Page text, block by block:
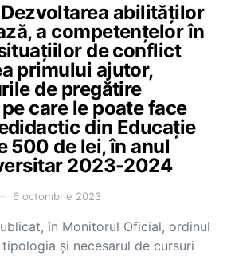
Dezvoltarea abilităților
a competențelor în
de conflict
primului ajutor,
de pregătire
care le poate face
din Educație
500 de lei, în anul
2023-2024
6 octombrie 2023
în Monitorul Oficial, ordinul
și necesarul de cursuri